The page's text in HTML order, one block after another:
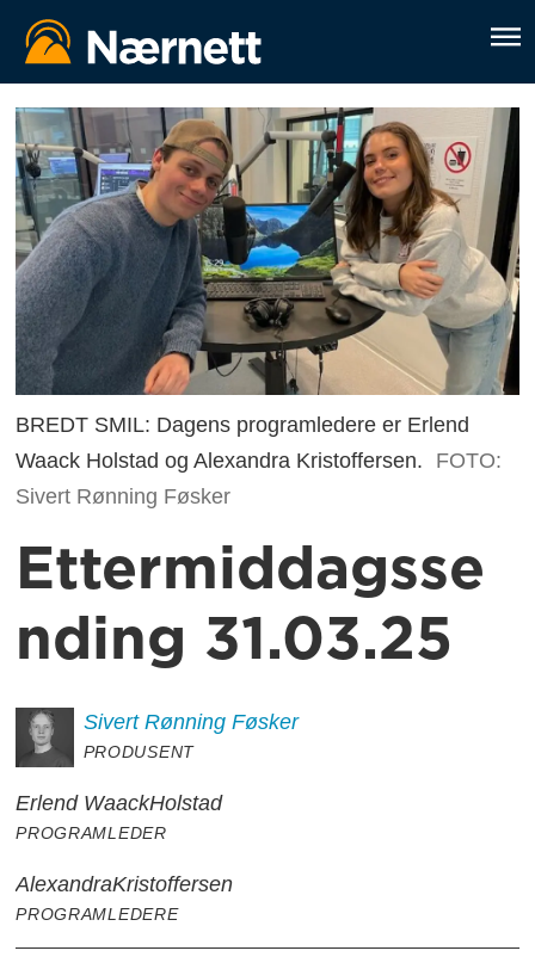
BREDT SMIL: Dagens programledere er Erlend
Waack Holstad og Alexandra Kristoffersen.
FOTO:
Sivert Rønning Føsker
Ettermiddagsse
nding 31.03.25
Sivert Rønning Føsker
PRODUSENT
Erlend WaackHolstad
PROGRAMLEDER
AlexandraKristoffersen
PROGRAMLEDERE